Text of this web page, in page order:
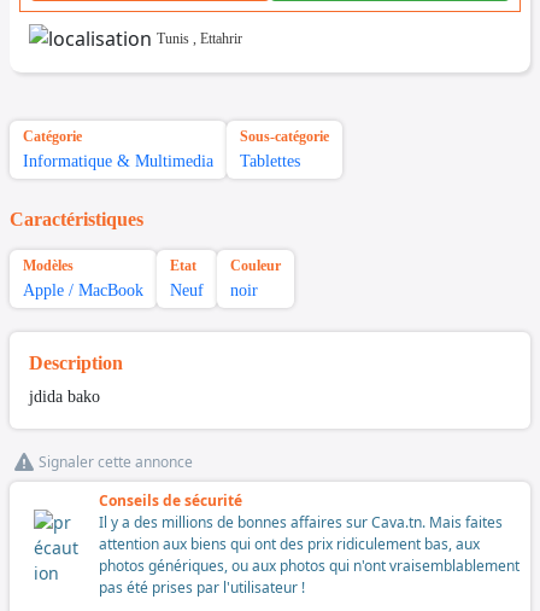
Tunis , Ettahrir
Catégorie
Informatique & Multimedia
Sous-catégorie
Tablettes
Caractéristiques
Modèles
Apple / MacBook
Etat
Neuf
Couleur
noir
Description
jdida bako
Signaler cette annonce
Conseils de sécurité
Il y a des millions de bonnes affaires sur Cava.tn. Mais faites
attention aux biens qui ont des prix ridiculement bas, aux
photos génériques, ou aux photos qui n'ont vraisemblablement
pas été prises par l'utilisateur !